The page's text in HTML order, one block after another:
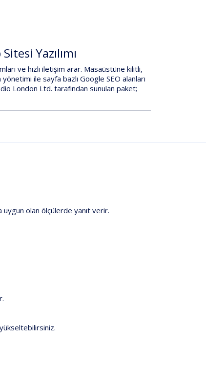
Yazılımı
vehızlı iletişim arar. Masaüstüne kilitli,
yönetimi ilesayfa bazlı Google SEO alanları
London Ltd. tarafından sunulan paket;
uygun olan ölçülerde yanıt verir.